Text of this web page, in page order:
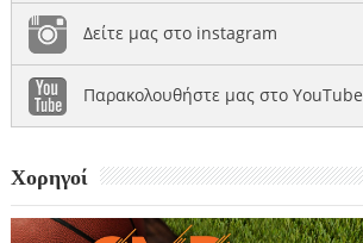
Δείτε μας στο instagram
Παρακολουθήστε μας στο YouTube
Χορηγοί